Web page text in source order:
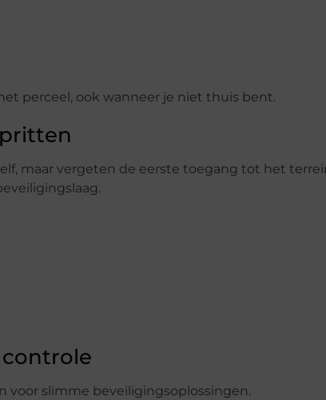
perceel, ook wanneer je niet thuis bent.
maar vergeten de eerste toegang tot het
voor slimme beveiligingsoplossingen.